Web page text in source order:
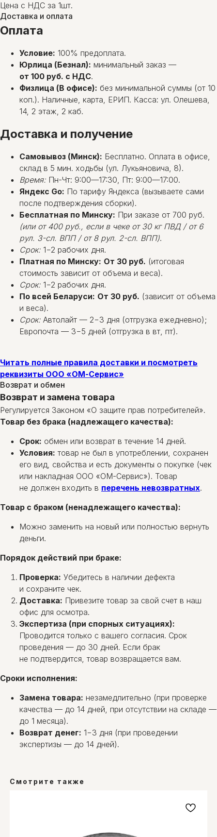
Цена с НДС за 1шт.
Доставка и оплата
Оплата
Условие: 100% предоплата.
Юрлица (Безнал): минимальный заказ —
от 100 руб. с НДС.
Физлица (В офисе): без минимальной суммы (от 10
коп.). Наличные, карта, ЕРИП. Касса: ул. Олешева,
14, 2 этаж, 2 каб.
Доставка и получение
Самовывоз (Минск): Бесплатно. Оплата в офисе,
склад в 5 мин. ходьбы (ул. Лукьяновича, 8).
Время: Пн-Чт: 9:00—17:30, Пт: 9:00—17:00.
Яндекс Go: По тарифу Яндекса (вызываете сами
после подтверждения сборки).
Бесплатная по Минску: При заказе от 700 руб.
(или от 400 руб., если в чеке от 30 кг ПВД / от 6
рул. 3-сл. ВПП / от 8 рул. 2-сл. ВПП).
Срок: 1−2 рабочих дня.
Платная по Минску: От 30 руб. (итоговая
стоимость зависит от объема и веса).
Срок: 1−2 рабочих дня.
По всей Беларуси: От 30 руб. (зависит от объема
и веса).
Срок: Автолайт — 2−3 дня (отгрузка ежедневно);
Европочта — 3−5 дней (отгрузка в вт, пт).
Читать полные правила доставки и посмотреть
реквизиты ООО «ОМ-Сервис»
Возврат и обмен
Возврат и замена товара
Регулируется Законом «О защите прав потребителей».
Товар без брака (надлежащего качества):
Срок: обмен или возврат в течение 14 дней.
Условия: товар не был в употреблении, сохранен
его вид, свойства и есть документы о покупке (чек
или накладная ООО «ОМ-Сервис»). Товар
не должен входить в перечень невозвратных.
Товар с браком (ненадлежащего качества):
Можно заменить на новый или полностью вернуть
деньги.
Порядок действий при браке:
Проверка: Убедитесь в наличии дефекта
и сохраните чек.
Доставка: Привезите товар за свой счет в наш
офис для осмотра.
Экспертиза (при спорных ситуациях):
Проводится только с вашего согласия. Срок
проведения — до 30 дней. Если брак
не подтвердится, товар возвращается вам.
Сроки исполнения:
Замена товара: незамедлительно (при проверке
качества — до 14 дней, при отсутствии на складе —
до 1 месяца).
Возврат денег: 1−3 дня (при проведении
экспертизы — до 14 дней).
Смотрите также
ОМ-СЕРВИС
г.Минск, ул. Олешева, 14,
2-й этаж, каб. 2.
Instagram
Многоканальный
+375 (29) 145-45-69